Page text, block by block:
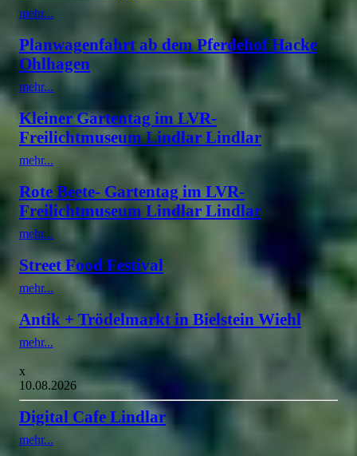
mehr...
Planwagenfahrt ab dem Pferdehof Hacke
Ohlhagen
mehr...
Kleiner Gartentag im LVR-
Freilichtmuseum Lindlar Lindlar
mehr...
Rote Beete- Gartentag im LVR-
Freilichtmuseum Lindlar Lindlar
mehr...
Street Food Festival
mehr...
Antik + Trödelmarkt in Bielstein Wiehl
mehr...
x
10.08.2026
Digital Cafe Lindlar
mehr...